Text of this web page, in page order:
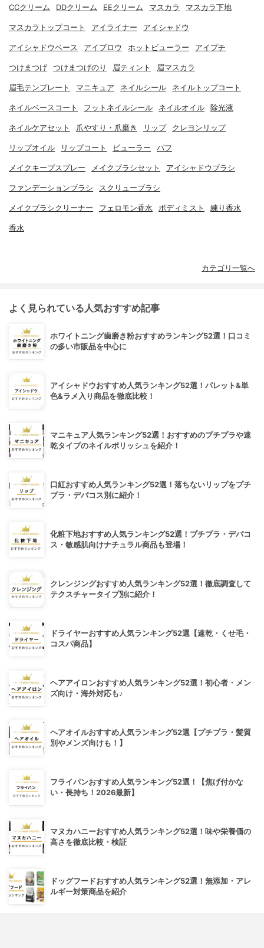
CCクリーム DDクリーム EEクリーム マスカラ マスカラ下地
マスカラトップコート アイライナー アイシャドウ
アイシャドウベース アイブロウ ホットビューラー アイプチ
つけまつげ つけまつげのり 眉ティント 眉マスカラ
眉毛テンプレート マニキュア ネイルシール ネイルトップコート
ネイルベースコート フットネイルシール ネイルオイル 除光液
ネイルケアセット 爪やすり・爪磨き リップ クレヨンリップ
リップオイル リップコート ビューラー パフ
メイクキープスプレー メイクブラシセット アイシャドウブラシ
ファンデーションブラシ スクリューブラシ
メイクブラシクリーナー フェロモン香水 ボディミスト 練り香水
香水
カテゴリ一覧へ
よく見られている人気おすすめ記事
ホワイトニング歯磨き粉おすすめランキング52選！口コミ
の多い市販品を中心に
アイシャドウおすすめ人気ランキング52選！パレット&単
色&ラメ入り商品を徹底比較！
マニキュア人気ランキング52選！おすすめのプチプラや速
乾タイプのネイルポリッシュを紹介！
口紅おすすめ人気ランキング52選！落ちないリップをプチ
プラ・デパコス別に紹介！
化粧下地おすすめ人気ランキング52選！プチプラ・デパコ
ス・敏感肌向けナチュラル商品も登場！
クレンジングおすすめ人気ランキング52選！徹底調査して
テクスチャータイプ別に紹介！
ドライヤーおすすめ人気ランキング52選【速乾・くせ毛・
コスパ商品】
ヘアアイロンおすすめ人気ランキング52選！初心者・メン
ズ向け・海外対応も♪
ヘアオイルおすすめ人気ランキング52選【プチプラ・髪質
別やメンズ向けも！】
フライパンおすすめ人気ランキング52選！【焦げ付かな
い・長持ち！2026最新】
マヌカハニーおすすめ人気ランキング52選！味や栄養価の
高さを徹底比較・検証
ドッグフードおすすめ人気ランキング52選！無添加・アレ
ルギー対策商品を紹介